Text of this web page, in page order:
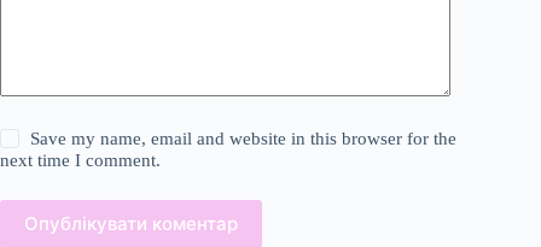
Save my name, email and website in this browser for the
next time I comment.
Опублікувати коментар